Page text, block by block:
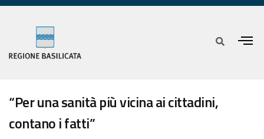
“Per una sanità più vicina ai cittadini,
contano i fatti”